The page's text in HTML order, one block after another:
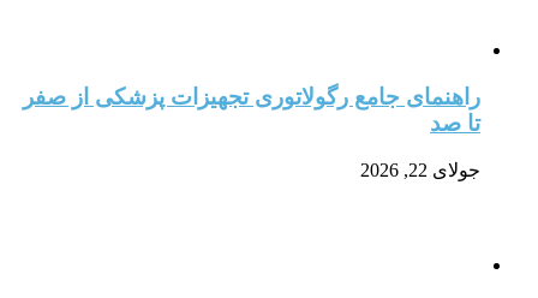
راهنمای جامع رگولاتوری تجهیزات پزشکی از صفر
تا صد
جولای 22, 2026